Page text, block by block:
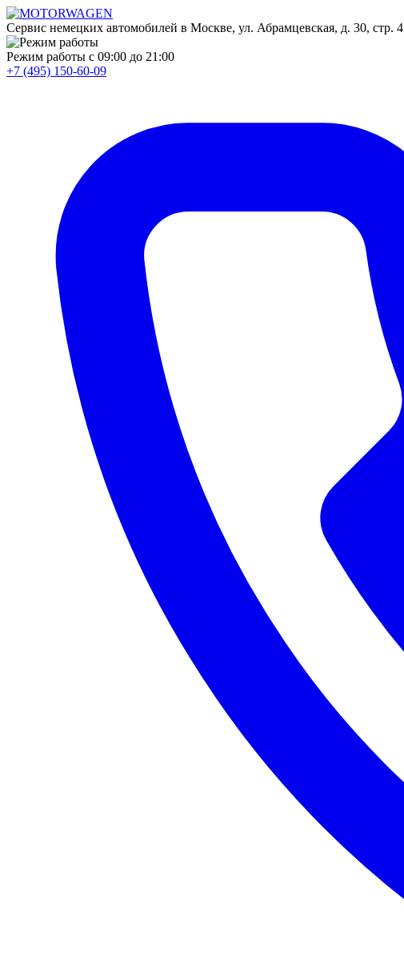
Сервис немецких автомобилей в Москве, ул. Абрамцевская, д. 30, стр. 4
Режим работы с 09:00 до 21:00
+7 (495) 150-60-09